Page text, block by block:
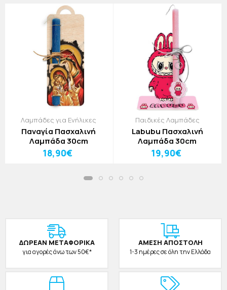
Λαμπάδες για Ενήλικες
Παναγία Πασχαλινή
Λαμπάδα 30cm
18,90€
Παιδικές Λαμπάδες
Labubu Πασχαλινή
Λαμπάδα 30cm
19,90€
ΔΩΡΕAΝ ΜΕΤΑΦΟΡΙΚΑ
για αγορές άνω των 50€*
ΑΜΕΣΗ ΑΠΟΣΤΟΛΗ
1-3 ημέρες σε όλη την Ελλάδα